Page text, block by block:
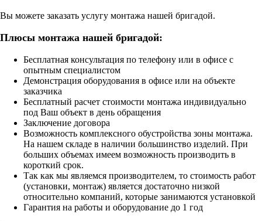
Вы можете заказать услугу монтажа нашей бригадой.
Плюсы монтажа нашей бригадой:
Бесплатная консультация по телефону или в офисе с
опытным специалистом
Демонстрация оборудования в офисе или на объекте
заказчика
Бесплатный расчет стоимости монтажа индивидуально
под Ваш объект в день обращения
Заключение договора
Возможность комплексного обустройства зоны монтажа.
На нашем складе в наличии большинство изделий. При
больших объемах имеем возможность производить в
короткий срок.
Так как мы являемся производителем, то стоимость работ
(установки, монтаж) является достаточно низкой
относительно компаний, которые занимаются установкой
Гарантия на работы и оборудование до 1 год